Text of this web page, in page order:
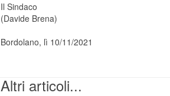
Il Sindaco
(Davide Brena)
Bordolano, lì 10/11/2021
Altri articoli...